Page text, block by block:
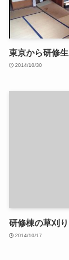
東京から研修
2014/10/30
研修棟の草刈
2014/10/17